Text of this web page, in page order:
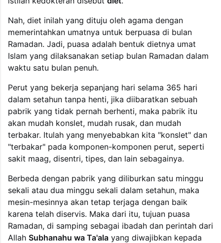
Nah, diet inilah yang dituju oleh agama dengan
memerintahkan umatnya untuk berpuasa di bulan
Ramadan. Jadi, puasa adalah bentuk dietnya umat
Islam yang dilaksanakan setiap bulan Ramadan dalam
waktu satu bulan penuh.
Perut yang bekerja sepanjang hari selama 365 hari
dalam setahun tanpa henti, jika diibaratkan sebuah
pabrik yang tidak pernah berhenti, maka pabrik itu
akan mudah konslet, mudah rusak, dan mudah
terbakar. Itulah yang menyebabkan kita "konslet" dan
"terbakar" pada komponen-komponen perut, seperti
sakit maag, disentri, tipes, dan lain sebagainya.
Berbeda dengan pabrik yang diliburkan satu minggu
sekali atau dua minggu sekali dalam setahun, maka
mesin-mesinnya akan tetap terjaga dengan baik
karena telah diservis. Maka dari itu, tujuan puasa
Ramadan, di samping sebagai ibadah dan perintah dari
Allah Subhanahu wa Ta'ala yang diwajibkan kepada